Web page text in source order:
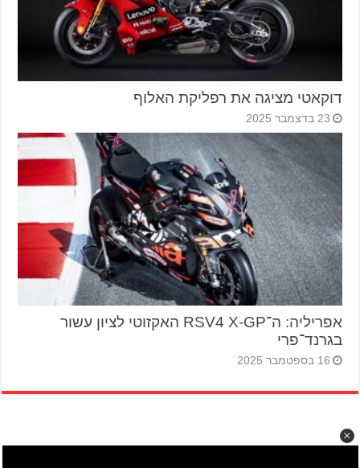
דוקאטי מציגה את רפליקת האלוף
23 בדצמבר 2025
אפריליה: ה־RSV4 X-GP האקזוטי לציון עשור
בגרנד־פרי
16 בספטמבר 2025